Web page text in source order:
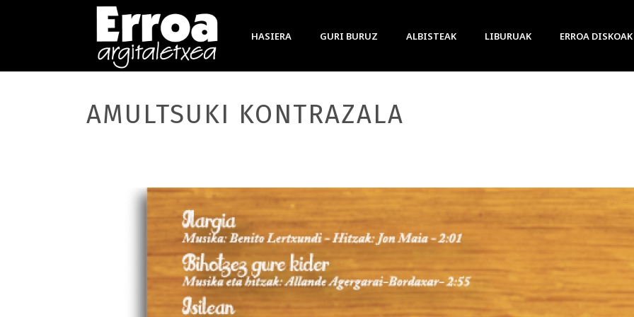
HASIERA GURI BURUZ ALBISTEAK LIBURUAK ERROA DISKOAK
AMULTSUKI KONTRAZALA